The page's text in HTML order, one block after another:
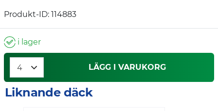
Produkt-ID: 114883
i lager
LÄGG I VARUKORG
Liknande däck